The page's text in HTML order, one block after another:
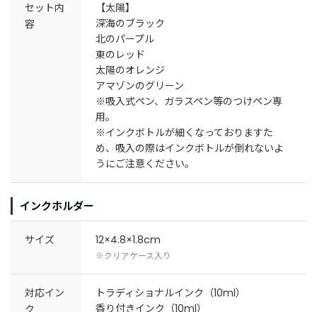
セット内
容
【太陽】
深海のブラック
北のパープル
東のレッド
太陽のオレンジ
アマゾンのグリーン
※吸入式ペン、ガラスペン等のつけペン専
用。
※インクボトルが細くなっておりますた
め、吸入の際はインクボトルが倒れないよ
うにご注意ください。
インクホルダー
サイズ 12×4.8×1.8cm
※クリアケース入り
対応イン
トラディショナルインク（10ml）
香り付きインク（10ml）